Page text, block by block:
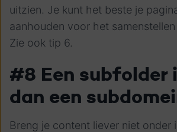
uitzien. Je kunt het beste je
aanhouden voor het samenstellen
Zie ook tip 6.
#8 Een subfolder
dan een
Breng je content liever niet onder